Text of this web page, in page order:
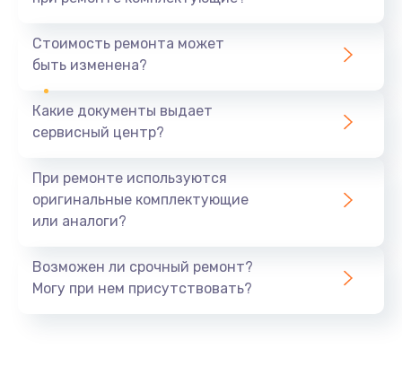
1170 руб.
Замена вебкамеры
Ремонт петель крышки
Заказать
Стоимость ремонта может
быть изменена?
Какие документы выдает
сервисный центр?
При ремонте используются
оригинальные комплектующие
или аналоги?
Возможен ли срочный ремонт?
Могу при нем присутствовать?